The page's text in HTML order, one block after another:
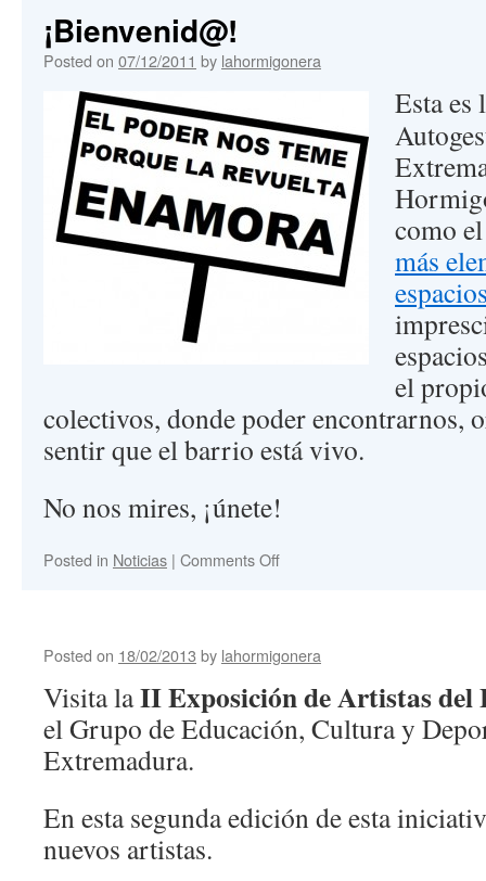
¡Bienvenid@!
Posted on 07/12/2011 by lahormigonera
Esta es
como
más
el
colectivos, donde poder encontrarnos,
sentir que el barrio está vivo.
No nos mires, ¡únete!
Posted in Noticias | Comments Off
Posted on 18/02/2013 by lahormigonera
Visita laII Exposición de Artistas
el Grupo de Educación, Cultura y
Extremadura.
En esta segunda edición de esta
nuevos artistas.